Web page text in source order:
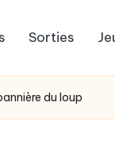
Sorties
du loup